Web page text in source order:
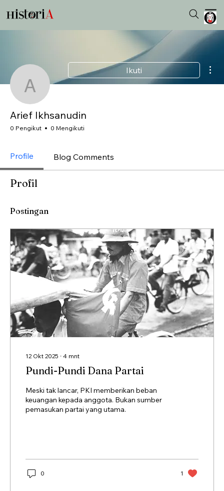
Arief Ikhsanudin
Ikuti
Arief Ikhsanudin
0 Pengikut 0 Mengikuti
Profile Blog Comments
Profil
Postingan
12 Okt 2025 ∙ 4 mnt
Pundi-Pundi Dana Partai
Meski tak lancar, PKI memberikan beban
keuangan kepada anggota. Bukan sumber
pemasukan partai yang utama.
0 1